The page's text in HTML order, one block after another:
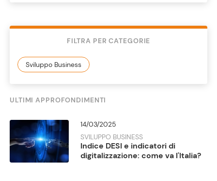
FILTRA PER CATEGORIE
ULTIMI APPROFONDIMENTI
14/03/2025
SVILUPPO BUSINESS
Indice DESI e indicatori di
digitalizzazione: come va l'Italia?